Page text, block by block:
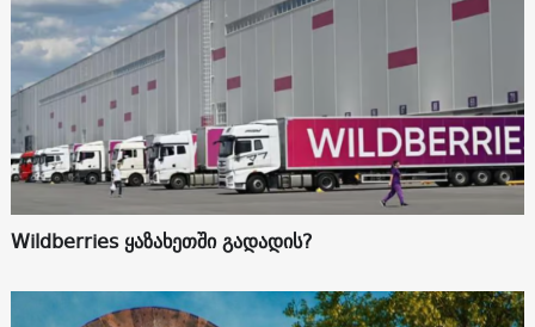
Wildberries ყაზახეთში გადადის?